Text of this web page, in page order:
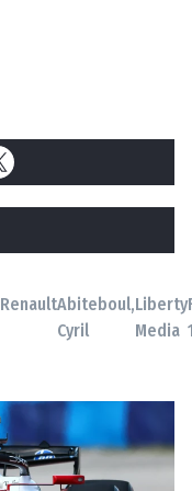
RenaultAbiteboul,
Cyril
Liberty
Media 1